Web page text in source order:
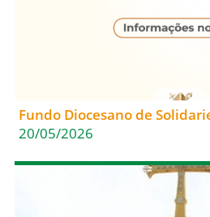
Fundo Diocesano de
20/05/2026